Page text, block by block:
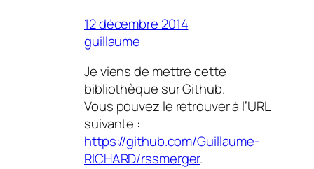
12 décembre 2014
guillaume
Je viens de mettre cette
bibliothèque sur Github.
Vous pouvez le retrouver à l’URL
suivante :
https://github.com/Guillaume-
RICHARD/rssmerger.